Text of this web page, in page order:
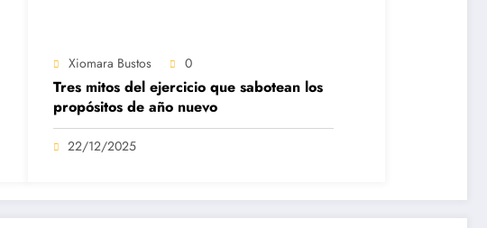
Xiomara Bustos 0
Tres mitos del ejercicio que sabotean los
propósitos de año nuevo
22/12/2025